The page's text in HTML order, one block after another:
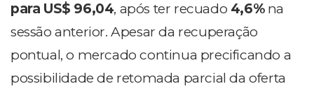
para US$ 96,04, após ter recuado 4,6%na
sessão anterior. Apesar da recuperação
pontual, o mercado continua precificando a
possibilidade de retomada parcial da oferta